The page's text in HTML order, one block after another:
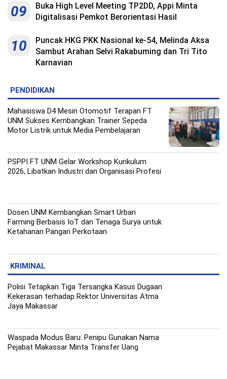
09
Buka High Level Meeting TP2DD, Appi Minta
Digitalisasi Pemkot Berorientasi Hasil
10
Puncak HKG PKK Nasional ke-54, Melinda Aksa
Sambut Arahan Selvi Rakabuming dan Tri Tito
Karnavian
PENDIDIKAN
Mahasiswa D4 Mesin Otomotif Terapan FT
UNM Sukses Kembangkan Trainer Sepeda
Motor Listrik untuk Media Pembelajaran
PSPPI FT UNM Gelar Workshop Kurikulum
2026, Libatkan Industri dan Organisasi Profesi
Dosen UNM Kembangkan Smart Urban
Farming Berbasis IoT dan Tenaga Surya untuk
Ketahanan Pangan Perkotaan
KRIMINAL
Polisi Tetapkan Tiga Tersangka Kasus Dugaan
Kekerasan terhadap Rektor Universitas Atma
Jaya Makassar
Waspada Modus Baru: Penipu Gunakan Nama
Pejabat Makassar Minta Transfer Uang